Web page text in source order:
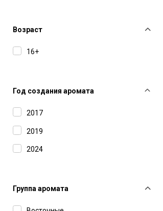
Francesca Bianchi
Francesca Dell'Oro
Kokeshi
Возраст
16+
Год создания аромата
2017
2019
2024
Группа аромата